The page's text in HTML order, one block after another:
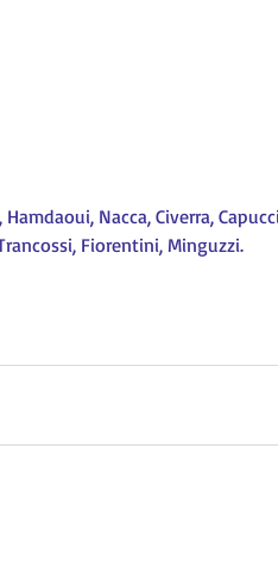
Nacca, Civerra,
Fiorentini, Minguzzi.